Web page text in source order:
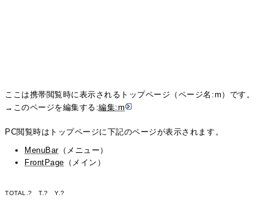
ここは携帯閲覧時に表示されるトップページ（ページ名:m）です。
→このページを編集する:編集:m
PC閲覧時はトップページに下記のページが表示されます。
MenuBar（メニュー）
FrontPage （メイン）
TOTAL.? T.? Y.?